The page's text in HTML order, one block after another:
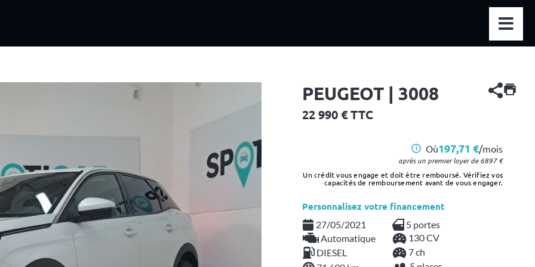
PEUGEOT | 3008
22 990 € TTC
i Où197,71 €/mois
après un premier loyer de6897€
Un crédit vous engage et doit être remboursé. Vérifiez vos
capacités de remboursement avant de vous engager.
Personnalisez votre financement
27/05/2021
5 portes
Automatique
130 CV
DIESEL
7 ch